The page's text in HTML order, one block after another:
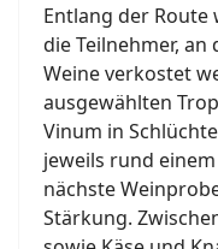
Entlang der
die Teilnehmer,
Weine verkostet
ausgewählten
Vinum in
jeweils rund
nächste
Stärkung.